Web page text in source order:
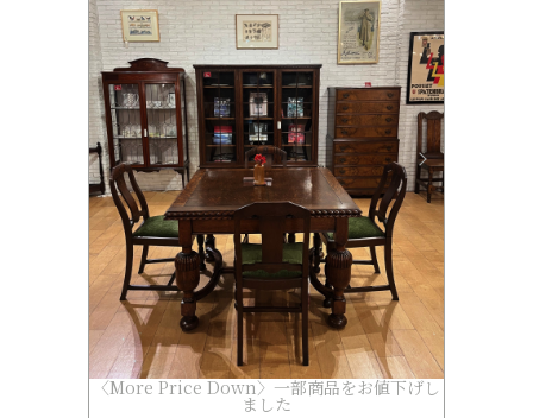
〈More Price Down〉一部商品をお値下げし
ました